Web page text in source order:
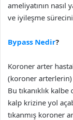
ameliyatının nasıl
ve iyileşme
Bypass Nedir?
Koroner arter
(koroner arterlerin)
Bu tıkanıklık
kalp krizine yol
tıkanmış koroner